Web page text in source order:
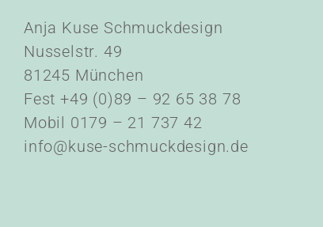
Anja Kuse Schmuckdesign
Nusselstr. 49
81245 München
Fest +49 (0)89 – 92 65 38 78
Mobil 0179 – 21 737 42
info@kuse-schmuckdesign.de